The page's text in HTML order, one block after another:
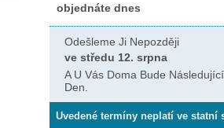
objednáte dnes
Odešleme Ji Nepozději
ve středu 12. srpna
A U Vás Doma Bude
Den.
Uvedené termíny neplatí ve statní